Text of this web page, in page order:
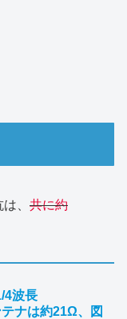
、 共に約
4波長
ナは約21Ω、図